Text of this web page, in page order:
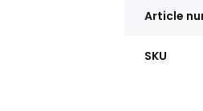
Article
SKU